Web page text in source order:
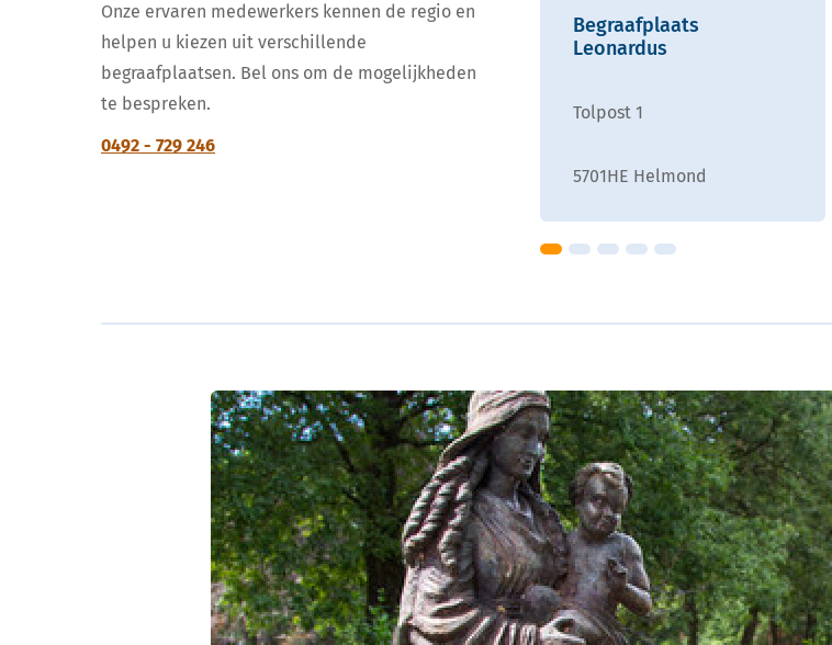
Onze ervaren medewerkers kennen de regio en
helpen u kiezen uit verschillende
begraafplaatsen. Bel ons om de mogelijkheden
te bespreken.
0492 - 729 246
Begraafplaats
Leonardus
Tolpost 1
5701HE Helmond